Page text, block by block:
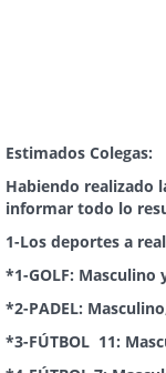
Estimados Colegas:
Habiendo realizado
informar todo lo
1-Los deportes a
*1-GOLF: Masculino
*2-PADEL:
*3-FÚTBOL 11: